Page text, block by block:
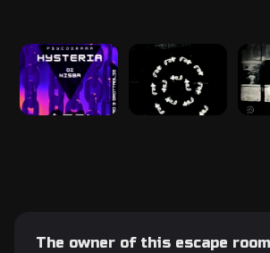
The owner of this escape